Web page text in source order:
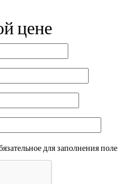
цене
для заполнения поле